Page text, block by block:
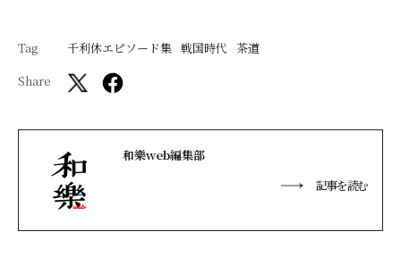
Tag 千利休エピソード集 戦国時代 茶道
Share
和樂web編集部
記事を読む